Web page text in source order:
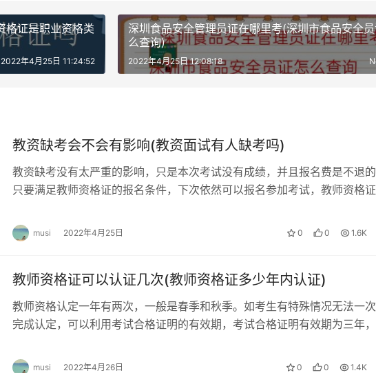
格证是职业资格类
2022年4月25日 11:24:52
深圳食品安全管理员证在哪里考(深圳市食品安全
么查询)
2022年4月25日 12:08:18
教资缺考会不会有影响(教资面试有人缺考吗)
教资缺考没有太严重的影响，只是本次考试没有成绩，并且报名费是不退的
只要满足教师资格证的报名条件，下次依然可以报名参加考试，教师资格证
musi 2022年4月25日 0 0 1.6K
教师资格证可以认证几次(教师资格证多少年内认证)
教师资格认定一年有两次，一般是春季和秋季。如考生有特殊情况无法一
完成认定，可以利用考试合格证明的有效期，考试合格证明有效期为三年，
musi 2022年4月26日 0 0 1.4K